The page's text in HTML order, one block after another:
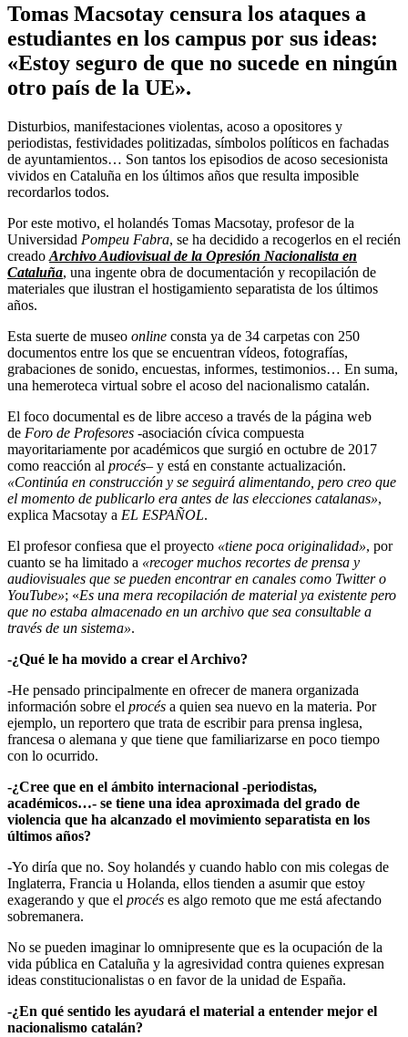
Tomas Macsotay censura los ataques a
estudiantes en los campus por sus ideas:
«Estoy seguro de que no sucede en ningún
otro país de la UE».
Disturbios, manifestaciones violentas, acoso a opositores y
periodistas, festividades politizadas, símbolos políticos en fachadas
de ayuntamientos… Son tantos los episodios de acoso secesionista
vividos en Cataluña en los últimos años que resulta imposible
recordarlos todos.
Por este motivo, el holandés Tomas Macsotay, profesor de la
Universidad Pompeu Fabra, se ha decidido a recogerlos en el recién
creado Archivo Audiovisual de la Opresión Nacionalista en
Cataluña, una ingente obra de documentación y recopilación de
materiales que ilustran el hostigamiento separatista de los últimos
años.
Esta suerte de museo online consta ya de 34 carpetas con 250
documentos entre los que se encuentran vídeos, fotografías,
grabaciones de sonido, encuestas, informes, testimonios… En suma,
una hemeroteca virtual sobre el acoso del nacionalismo catalán.
El foco documental es de libre acceso a través de la página web
de Foro de Profesores -asociación cívica compuesta
mayoritariamente por académicos que surgió en octubre de 2017
como reacción al procés– y está en constante actualización.
«Continúa en construcción y se seguirá alimentando, pero creo que
el momento de publicarlo era antes de las elecciones catalanas»,
explica Macsotay a EL ESPAÑOL.
El profesor confiesa que el proyecto «tiene poca originalidad», por
cuanto se ha limitado a «recoger muchos recortes de prensa y
audiovisuales que se pueden encontrar en canales como Twitter o
YouTube»; «Es una mera recopilación de material ya existente pero
que no estaba almacenado en un archivo que sea consultable a
través de un sistema».
-¿Qué le ha movido a crear el Archivo?
-He pensado principalmente en ofrecer de manera organizada
información sobre el procés a quien sea nuevo en la materia. Por
ejemplo, un reportero que trata de escribir para prensa inglesa,
francesa o alemana y que tiene que familiarizarse en poco tiempo
con lo ocurrido.
-¿Cree que en el ámbito internacional -periodistas,
académicos…- se tiene una idea aproximada del grado de
violencia que ha alcanzado el movimiento separatista en los
últimos años?
-Yo diría que no. Soy holandés y cuando hablo con mis colegas de
Inglaterra, Francia u Holanda, ellos tienden a asumir que estoy
exagerando y que el procés es algo remoto que me está afectando
sobremanera.
No se pueden imaginar lo omnipresente que es la ocupación de la
vida pública en Cataluña y la agresividad contra quienes expresan
ideas constitucionalistas o en favor de la unidad de España.
-¿En qué sentido les ayudará el material a entender mejor el
nacionalismo catalán?